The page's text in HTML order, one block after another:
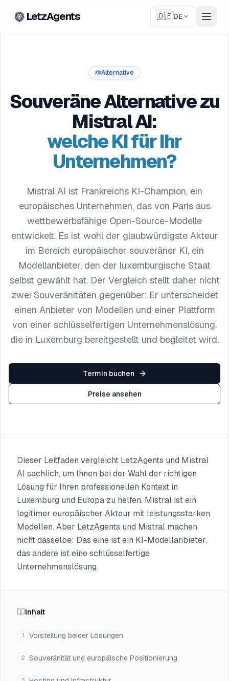
LetzAgents 🇩🇪DE
Alternative
Souveräne Alternative zu
Mistral AI:
welche KI für Ihr
Unternehmen?
Mistral AI ist Frankreichs KI-Champion, ein
europäisches Unternehmen, das von Paris aus
wettbewerbsfähige Open-Source-Modelle
entwickelt. Es ist wohl der glaubwürdigste Akteur
im Bereich europäischer souveräner KI, ein
Modellanbieter, den der luxemburgische Staat
selbst gewählt hat. Der Vergleich stellt daher nicht
zwei Souveränitäten gegenüber: Er unterscheidet
einen Anbieter von Modellen und einer Plattform
von einer schlüsselfertigen Unternehmenslösung,
die in Luxemburg bereitgestellt und begleitet wird.
Termin buchen
Preise ansehen
Dieser Leitfaden vergleicht LetzAgents und Mistral
AI sachlich, um Ihnen bei der Wahl der richtigen
Lösung für Ihren professionellen Kontext in
Luxemburg und Europa zu helfen. Mistral ist ein
legitimer europäischer Akteur mit leistungsstarken
Modellen. Aber LetzAgents und Mistral machen
nicht dasselbe: Das eine ist ein KI-Modellanbieter,
das andere ist eine schlüsselfertige
Unternehmenslösung.
Inhalt
1 Vorstellung beider Lösungen
2 Souveränität und europäische Positionierung